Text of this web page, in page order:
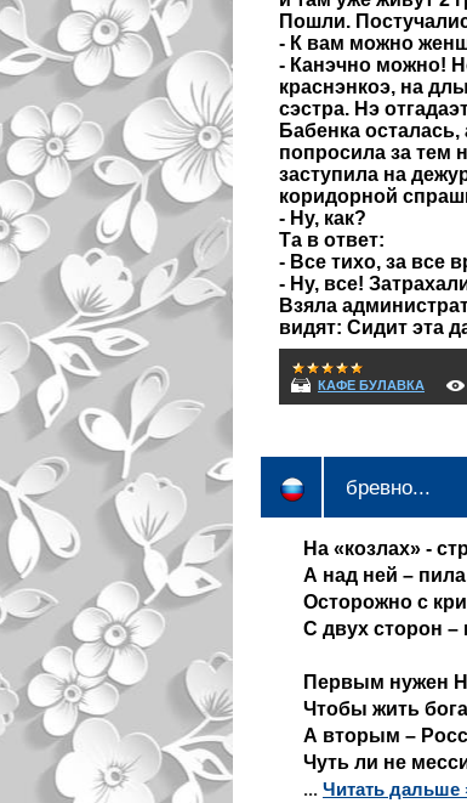
Пошли.
- К вам можно
- Канэчно можно!
краснэнкоэ, на
сэстра. Нэ
Бабенка
попросила за тем
заступила на
коридорной
- Ну, как?
Та в ответ:
- Все тихо, за все
- Ну, все!
Взяла
видят: Сидит эта
КАФЕ БУЛАВКА
бревно...
На «козлах» -
А над ней –
Осторожно с
С двух сторон –
Первым нужен
Чтобы жить
А вторым –
Чуть ли не
... Читать дальше